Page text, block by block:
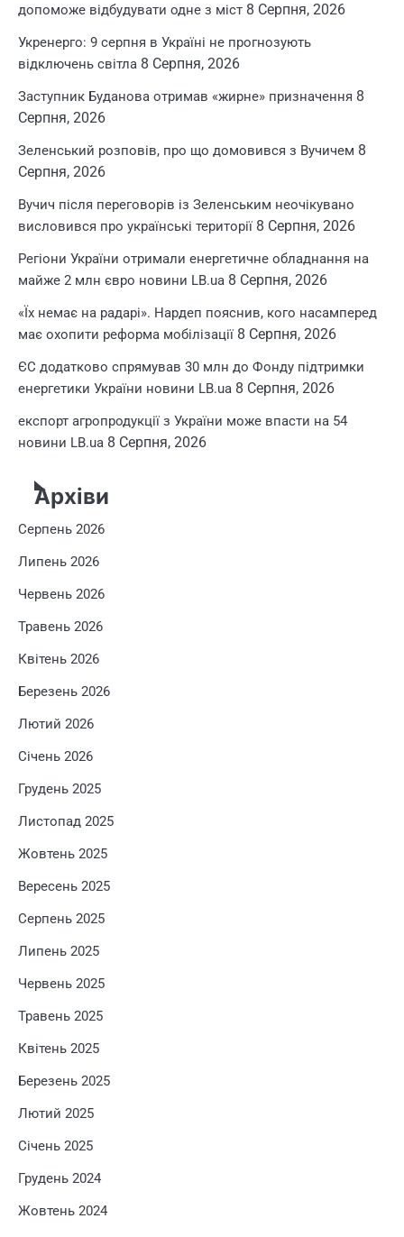
допоможе відбудувати одне з міст 8 Серпня, 2026
Укренерго: 9 серпня в Україні не прогнозують
відключень світла 8 Серпня, 2026
Заступник Буданова отримав «жирне» призначення 8
Серпня, 2026
Зеленський розповів, про що домовився з Вучичем 8
Серпня, 2026
Вучич після переговорів із Зеленським неочікувано
висловився про українські території 8 Серпня, 2026
Регіони України отримали енергетичне обладнання на
майже 2 млн євро новини LB.ua 8 Серпня, 2026
«Їх немає на радарі». Нардеп пояснив, кого насамперед
має охопити реформа мобілізації 8 Серпня, 2026
ЄС додатково спрямував 30 млн до Фонду підтримки
енергетики України новини LB.ua 8 Серпня, 2026
експорт агропродукції з України може впасти на 54
новини LB.ua 8 Серпня, 2026
Архіви
Серпень 2026
Липень 2026
Червень 2026
Травень 2026
Квітень 2026
Березень 2026
Лютий 2026
Січень 2026
Грудень 2025
Листопад 2025
Жовтень 2025
Вересень 2025
Серпень 2025
Липень 2025
Червень 2025
Травень 2025
Квітень 2025
Березень 2025
Лютий 2025
Січень 2025
Грудень 2024
Жовтень 2024